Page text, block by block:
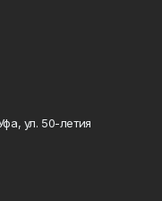
ул. 50-летия